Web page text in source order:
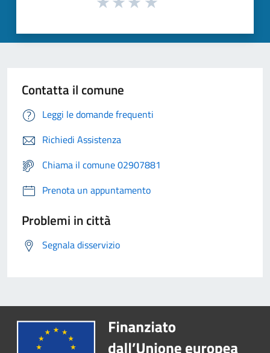
Contatta il comune
Leggi le domande frequenti
Richiedi Assistenza
Chiama il comune 02907881
Prenota un appuntamento
Problemi in città
Segnala disservizio